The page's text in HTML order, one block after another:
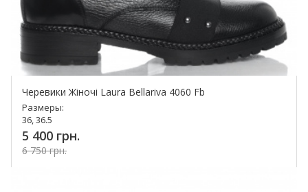
Черевики Жіночі Laura Bellariva 4060 Fb
Размеры:
36, 36.5
5 400 грн.
6 750 грн.